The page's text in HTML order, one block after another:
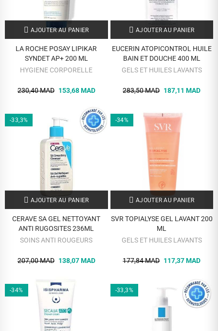
AJOUTER AU PANIER
LA ROCHE POSAY LIPIKAR
SYNDET AP+ 200 ML
HYGIENE CORPORELLE
230,40 MAD 153,68 MAD
AJOUTER AU PANIER
EUCERIN ATOPICONTROL HUILE
BAIN ET DOUCHE 400 ML
GELS ET HUILES LAVANTS
283,50 MAD 187,11 MAD
-33,3%
AJOUTER AU PANIER
CERAVE SA GEL NETTOYANT
ANTI RUGOSITES 236ML
SOINS ANTI ROUGEURS
207,00 MAD 138,07 MAD
-34%
AJOUTER AU PANIER
SVR TOPIALYSE GEL LAVANT 200
ML
GELS ET HUILES LAVANTS
177,84 MAD 117,37 MAD
-34% -33,3%